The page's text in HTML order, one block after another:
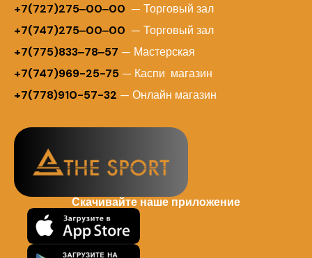
+7(727)275‒00‒00 — Торговый зал
+7(747)275‒00‒00 — Торговый зал
+7(775)833‒78‒57 — Мастерская
+7(747)969-25-75 — Каспи магазин
+7(778)910-57-32 — Онлайн магазин
Скачивайте наше приложение